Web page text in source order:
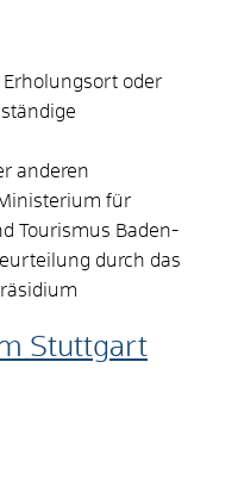
oder
anderen
für
Tourismus Baden-
durch das
Stuttgart